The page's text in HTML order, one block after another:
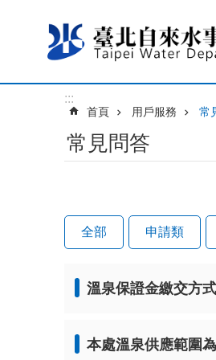
:::
首頁 用戶服務 常
常見問答
全部 申請類
溫泉保證金繳交方
本處溫泉供應範圍